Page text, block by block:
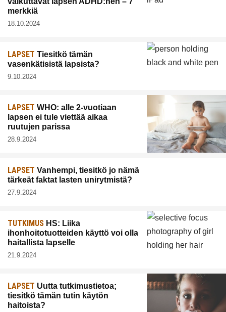
merkkiä
18.10.2024
LAPSET Tiesitkö tämän
vasenkätisistä lapsista?
9.10.2024
LAPSET WHO: alle 2-vuotiaan
lapsen ei tule viettää aikaa
ruutujen parissa
28.9.2024
LAPSET Vanhempi, tiesitkö jo nämä
tärkeät faktat lasten unirytmistä?
27.9.2024
TUTKIMUS HS: Liika
ihonhoitotuotteiden käyttö voi olla
haitallista lapselle
21.9.2024
LAPSET Uutta tutkimustietoa;
tiesitkö tämän tutin käytön
haitoista?